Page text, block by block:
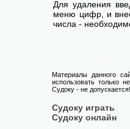
Для удаления
меню цифр, и
числа -
Материалы данного
использовать только
Судоку - не допускается!
Судоку играть
Судоку онлайн